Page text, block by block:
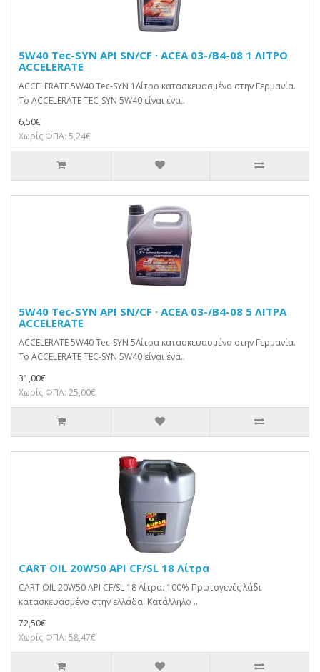
5W40 Tec-SYN API SN/CF · ACEA 03-/B4-08 1 ΛΙΤΡΟ
ACCELERATE
ACCELERATE 5W40 Tec-SYN 1Λίτρο κατασκευασμένο στην Γερμανία.
Το ACCELERATE TEC-SYN 5W40 είναι ένα..
6,50€
Χωρίς ΦΠΑ: 5,24€
5W40 Tec-SYN API SN/CF · ACEA 03-/B4-08 5 ΛΙΤΡΑ
ACCELERATE
ACCELERATE 5W40 Tec-SYN 5Λίτρα κατασκευασμένο στην Γερμανία.
Το ACCELERATE TEC-SYN 5W40 είναι ένα..
31,00€
Χωρίς ΦΠΑ: 25,00€
CART OIL 20W50 API CF/SL 18 Λίτρα
CART OIL 20W50 API CF/SL 18 Λίτρα. 100% Πρωτογενές λάδι
κατασκευασμένο στην ελλάδα. Κατάλληλο ..
72,50€
Χωρίς ΦΠΑ: 58,47€